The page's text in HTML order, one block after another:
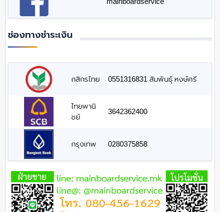
ช่องทางชำระเงิน
กสิกรไทย 0551316831 สัมพันธุ์ หงษ์ศรี
ไทยพานิ
ชย์
3642362400
กรุงเทพ 0280375858